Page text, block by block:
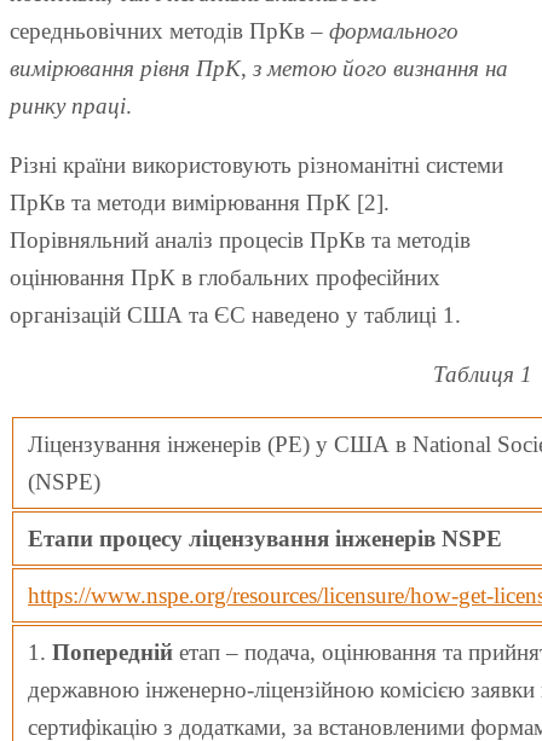
середньовічних методів ПрКв – формального
вимірювання рівня ПрК, з метою його визнання на
ринку праці.
Різні країни використовують різноманітні системи
ПрКв та методи вимірювання ПрК [2].
Порівняльний аналіз процесів ПрКв та методів
оцінювання ПрК в глобальних професійних
організацій США та ЄС наведено у таблиці 1.
Таблиця 1
Ліцензування інженерів (РЕ) у США в National
(NSPE)
Етапи процесу ліцензування інженерів NSPE
https://www.nspe.org/resources/licensure/how-get-
1. Попередній етап – подача, оцінювання та
державною інженерно-ліцензійною комісією заявки
сертифікацію з додатками, за встановленими